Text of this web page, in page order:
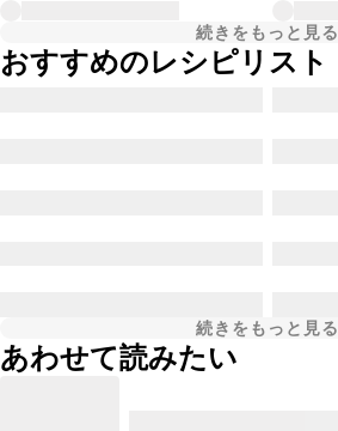
続きをもっと見る
おすすめのレシピリスト
続きをもっと見る
あわせて読みたい